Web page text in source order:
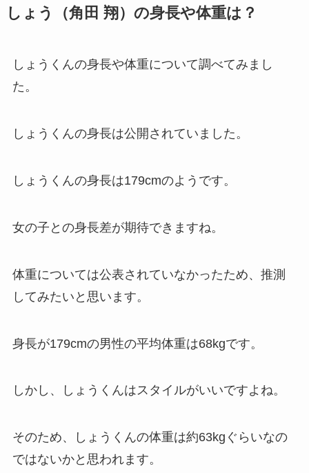
しょう（角田 翔）の身長や体重は？
しょうくんの身長や体重について調べてみまし
た。
しょうくんの身長は公開されていました。
しょうくんの身長は179cmのようです。
女の子との身長差が期待できますね。
体重については公表されていなかったため、推測
してみたいと思います。
身長が179cmの男性の平均体重は68kgです。
しかし、しょうくんはスタイルがいいですよね。
そのため、しょうくんの体重は約63kgぐらいなの
ではないかと思われます。